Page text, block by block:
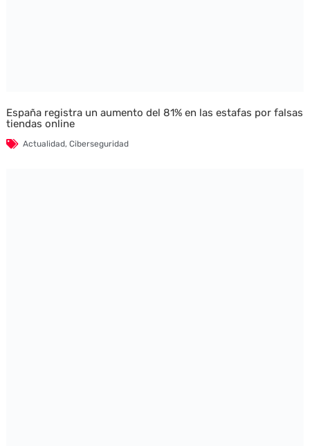
España registra un aumento del 81% en las estafas por falsas
tiendas online
Actualidad, Ciberseguridad